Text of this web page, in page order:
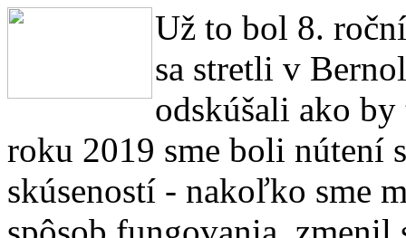
Už to bol 8.
sa stretli v
odskúšali ako
roku 2019 sme boli nútení
skúseností - nakoľko sme